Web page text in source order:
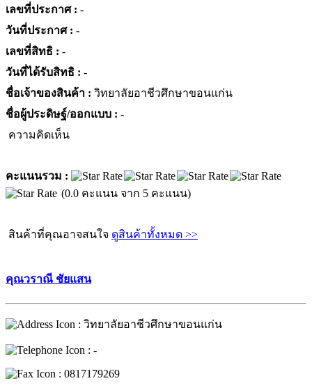
เลขที่ประกาศ : -
วันที่ประกาศ : -
เลขที่สิทธิ : -
วันที่ได้รับสิทธิ : -
ชื่อเจ้าของสินค้า : วิทยาลัยอาชีวศึกษาขอนแก่น
ชื่อผู้ประดิษฐ์/ออกแบบ : -
ความคิดเห็น
คะแนนรวม :
(0.0 คะแนน จาก 5 คะแนน)
สินค้าที่คุณอาจสนใจ ดูสินค้าทั้งหมด >>
คุณวราณี ชัยแสน
: วิทยาลัยอาชีวศึกษาขอนแก่น
: -
: 0817179269